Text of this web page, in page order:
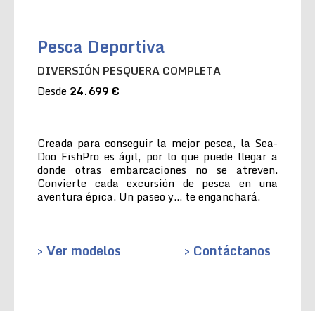
Pesca Deportiva
DIVERSIÓN PESQUERA COMPLETA
Desde 24.699 €
Creada para conseguir la mejor pesca, la Sea-
Doo FishPro es ágil, por lo que puede llegar a
donde otras embarcaciones no se atreven.
Convierte cada excursión de pesca en una
aventura épica. Un paseo y… te enganchará.
> Ver modelos > Contáctanos